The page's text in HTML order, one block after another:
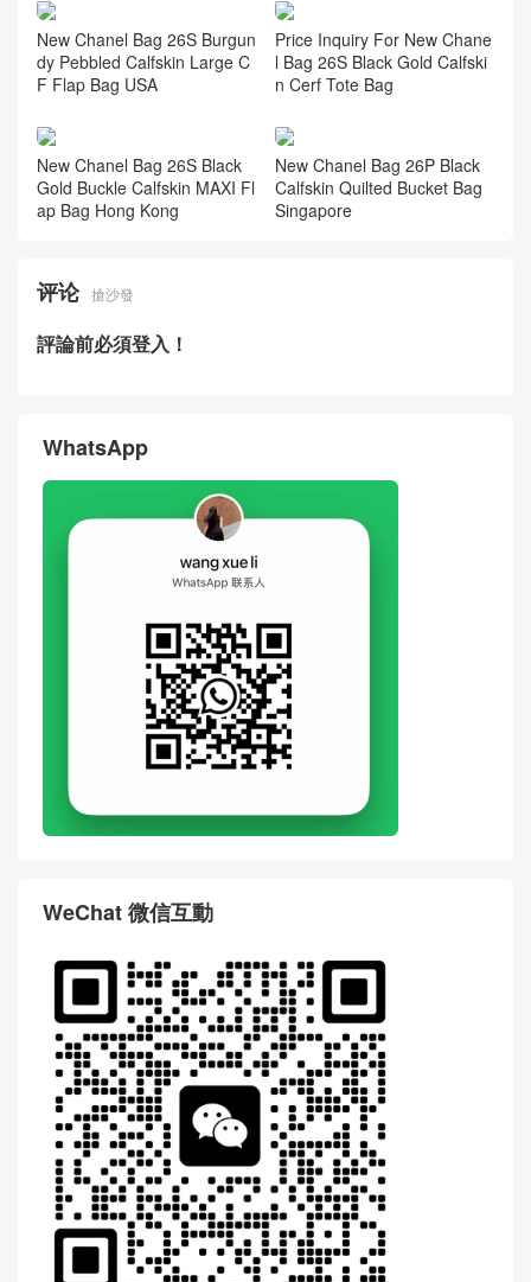
New Chanel Bag 26S Burgun
dy Pebbled Calfskin Large C
F Flap Bag USA
Price Inquiry For New Chane
l Bag 26S Black Gold Calfski
n Cerf Tote Bag
New Chanel Bag 26S Black
Gold Buckle Calfskin MAXI Fl
ap Bag Hong Kong
New Chanel Bag 26P Black
Calfskin Quilted Bucket Bag
Singapore
评论 搶沙發
評論前必須登入！
WhatsApp
WeChat 微信互動